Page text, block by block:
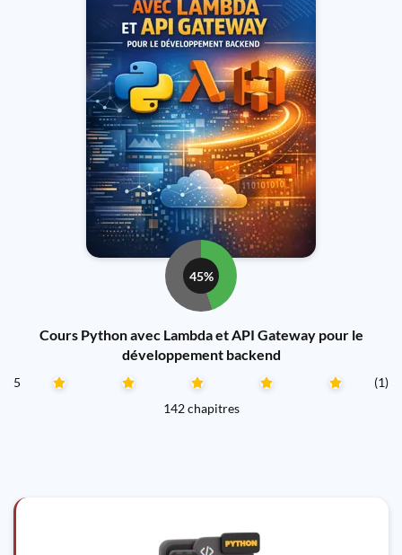
45%
Cours Python avec Lambda et API Gateway pour le
développement backend
5
(1)
142 chapitres